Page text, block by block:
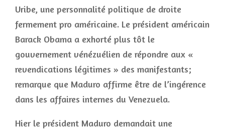
Uribe, une personnalité politique de droite
fermement pro américaine. Le président américain
Barack Obama a exhorté plus tôt le
gouvernement vénézuélien de répondre aux «
revendications légitimes » des manifestants;
remarque que Maduro affirme être de l’ingérence
dans les affaires internes du Venezuela.
Hier le président Maduro demandait une